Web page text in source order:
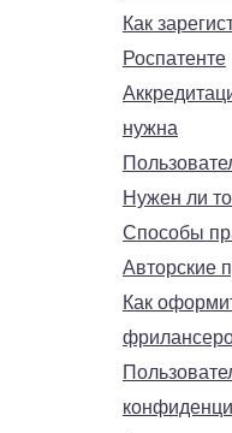
Как
Роспатенте
нужна
Нужен ли
Способы
Авторские
Как